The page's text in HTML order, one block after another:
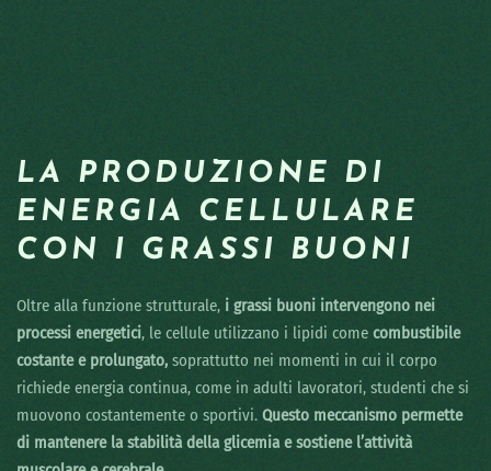
LA PRODUZIONE DI
ENERGIA CELLULARE
CON I GRASSI BUONI
Oltre alla funzione strutturale, i grassi buoni intervengono nei
processi energetici, le cellule utilizzano i lipidi come combustibile
costante e prolungato, soprattutto nei momenti in cui il corpo
richiede energia continua, come in adulti lavoratori, studenti che si
muovono costantemente o sportivi. Questo meccanismo permette
di mantenere la stabilità della glicemia e sostiene l’attività